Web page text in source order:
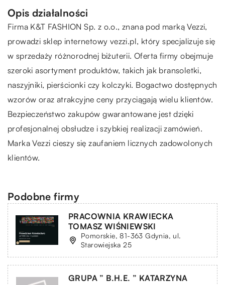
Opis działalności
Firma K&T FASHION Sp. z o.o., znana pod markąVezzi,
prowadzi sklep internetowy vezzi.pl, który specjalizuje się
w sprzedaży różnorodnej biżuterii. Oferta firmy obejmuje
szeroki asortyment produktów, takich jak bransoletki,
naszyjniki, pierścionki czy kolczyki. Bogactwo dostępnych
wzorów oraz atrakcyjne ceny przyciągają wielu klientów.
Bezpieczeństwo zakupów gwarantowane jest dzięki
profesjonalnej obsłudze i szybkiej realizacji zamówień.
Marka Vezzi cieszy się zaufaniem licznych zadowolonych
klientów.
Podobne firmy
PRACOWNIA KRAWIECKA
TOMASZ WIŚNIEWSKI
Pomorskie, 81-363 Gdynia, ul.
Starowiejska 25
GRUPA ” B.H.E. ” KATARZYNA